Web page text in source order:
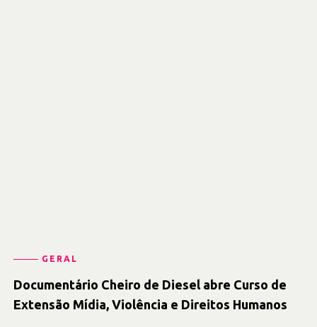
GERAL
Documentário Cheiro de Diesel abre Curso de
Extensão Mídia, Violência e Direitos Humanos